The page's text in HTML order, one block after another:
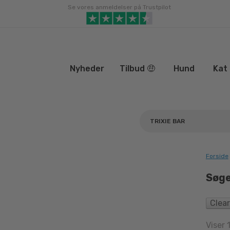
Se vores anmeldelser på Trustpilot
Nyheder Tilbud 🤑 Hund Kat
Forside
Viser